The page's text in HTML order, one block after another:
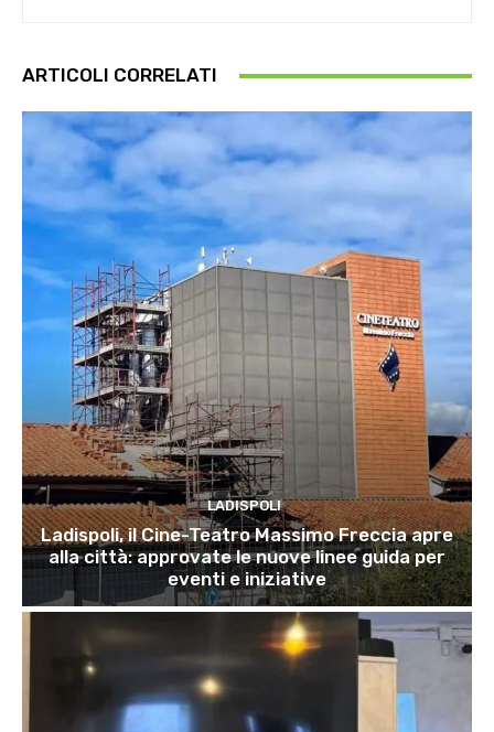
ARTICOLI CORRELATI
LADISPOLI
Ladispoli, il Cine-Teatro Massimo Freccia apre
alla città: approvate le nuove linee guida per
eventi e iniziative